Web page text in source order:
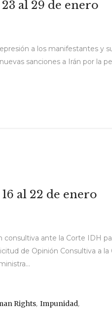
23 al 29 de enero
a los manifestantes
sanciones a Irán por la
al 22 de enero
consultiva ante la Corte IDH
de Opinión Consultiva a
Rights, Impunidad,